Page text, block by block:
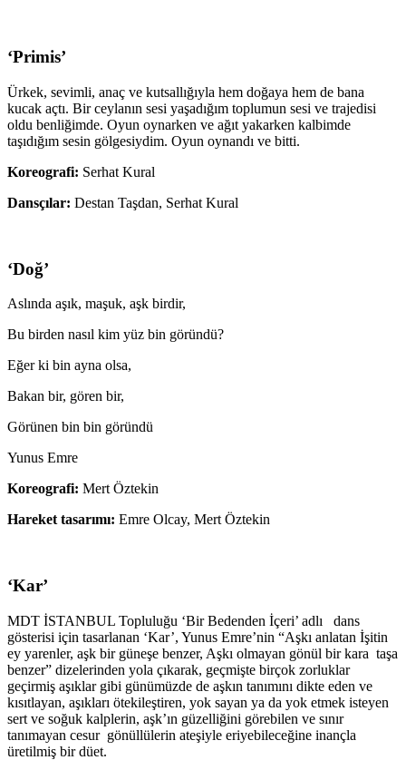
‘Primis’
Ürkek, sevimli, anaç ve kutsallığıyla hem doğaya hem de bana
kucak açtı. Bir ceylanın sesi yaşadığım toplumun sesi ve trajedisi
oldu benliğimde. Oyun oynarken ve ağıt yakarken kalbimde
taşıdığım sesin gölgesiydim. Oyun oynandı ve bitti.
Koreografi: Serhat Kural
Dansçılar: Destan Taşdan, Serhat Kural
‘Doğ’
Aslında aşık, maşuk, aşk birdir,
Bu birden nasıl kim yüz bin göründü?
Eğer ki bin ayna olsa,
Bakan bir, gören bir,
Görünen bin bin göründü
Yunus Emre
Koreografi: Mert Öztekin
Hareket tasarımı: Emre Olcay, Mert Öztekin
‘Kar’
MDT İSTANBUL Topluluğu ‘Bir Bedenden İçeri’ adlı dans
gösterisi için tasarlanan ‘Kar’, Yunus Emre’nin “Aşkı anlatan İşitin
ey yarenler, aşk bir güneşe benzer, Aşkı olmayan gönül bir kara taşa
benzer” dizelerinden yola çıkarak, geçmişte birçok zorluklar
geçirmiş aşıklar gibi günümüzde de aşkın tanımını dikte eden ve
kısıtlayan, aşıkları ötekileştiren, yok sayan ya da yok etmek isteyen
sert ve soğuk kalplerin, aşk’ın güzelliğini görebilen ve sınır
tanımayan cesur gönüllülerin ateşiyle eriyebileceğine inançla
üretilmiş bir düet.